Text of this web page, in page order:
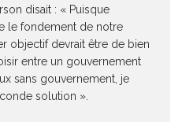
disait : « Puisque
le fondement de notre
objectif devrait être de bien
entre un gouvernement
sans gouvernement, je
solution ».